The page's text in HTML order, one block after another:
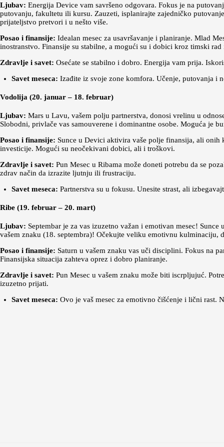
Ljubav: Energija Device vam savršeno odgovara. Fokus je na
putovanju, fakultetu ili kursu. Zauzeti, isplanirajte zajedničko
prijateljstvo pretvori i u nešto više.
Posao i finansije: Idealan mesec za usavršavanje i planiranje. Mlad
inostranstvo. Finansije su stabilne, a mogući su i dobici kroz timski
Zdravlje i savet: Osećate se stabilno i dobro. Energija vam prija.
Savet meseca: Izađite iz svoje zone komfora. Učenje, putovanja i
Vodolija (20. januar – 18. februar)
Ljubav: Mars u Lavu, vašem polju partnerstva, donosi vrelinu u
Slobodni, privlače vas samouverene i dominantne osobe. Moguća je
Posao i finansije: Sunce u Devici aktivira vaše polje finansija, ali onih
investicije. Mogući su neočekivani dobici, ali i troškovi.
Zdravlje i savet: Pun Mesec u Ribama može doneti potrebu da se
zdrav način da izrazite ljutnju ili frustraciju.
Savet meseca: Partnerstva su u fokusu. Unesite strast, ali
Ribe (19. februar – 20. mart)
Ljubav: Septembar je za vas izuzetno važan i emotivan mesec!
vašem znaku (18. septembra)! Očekujte veliku emotivnu
Posao i finansije: Saturn u vašem znaku vas uči disciplini. Fokus na
Finansijska situacija zahteva oprez i dobro planiranje.
Zdravlje i savet: Pun Mesec u vašem znaku može biti iscrpljujuć.
izuzetno prijati.
Savet meseca: Ovo je vaš mesec za emotivno čišćenje i lični rast.